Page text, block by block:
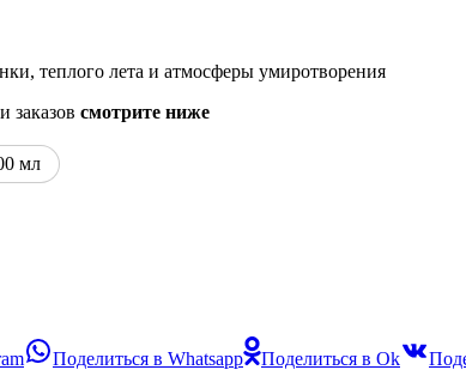
теплого лета и атмосферы умиротворения
заказов смотрите ниже
мл
Поделиться в Whatsapp Поделиться в Ok